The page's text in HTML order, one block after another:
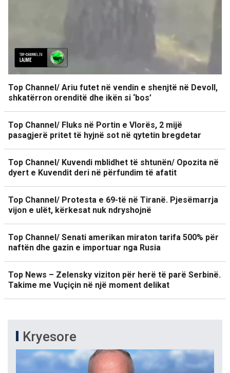
Top Channel/ Ariu futet në vendin e shenjtë në Devoll,
shkatërron orenditë dhe ikën si ‘bos’
Top Channel/ Fluks në Portin e Vlorës, 2 mijë
pasagjerë pritet të hyjnë sot në qytetin bregdetar
Top Channel/ Kuvendi mblidhet të shtunën/ Opozita në
dyert e Kuvendit deri në përfundim të afatit
Top Channel/ Protesta e 69-të në Tiranë. Pjesëmarrja
vijon e ulët, kërkesat nuk ndryshojnë
Top Channel/ Senati amerikan miraton tarifa 500% për
naftën dhe gazin e importuar nga Rusia
Top News – Zelensky viziton për herë të parë Serbinë.
Takime me Vuçiçin në një moment delikat
Kryesore